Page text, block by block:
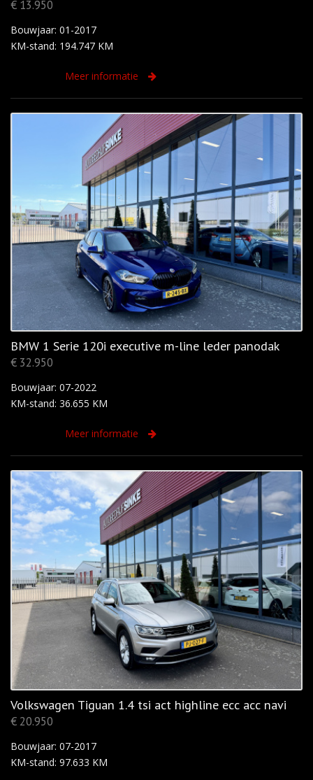
€ 13.950
Bouwjaar: 01-2017
KM-stand: 194.747 KM
Meer informatie
BMW 1 Serie 120i executive m-line leder panodak
€ 32.950
Bouwjaar: 07-2022
KM-stand: 36.655 KM
Meer informatie
Volkswagen Tiguan 1.4 tsi act highline ecc acc navi
€ 20.950
Bouwjaar: 07-2017
KM-stand: 97.633 KM